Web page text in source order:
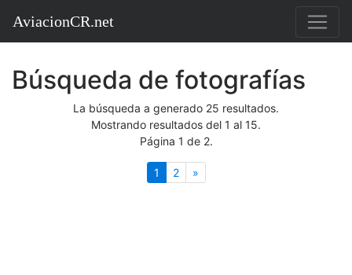
AviacionCR.net
Búsqueda de fotografías
La búsqueda a generado 25 resultados.
Mostrando resultados del 1 al 15.
Página 1 de 2.
1 (actual)
2 »Siguiente